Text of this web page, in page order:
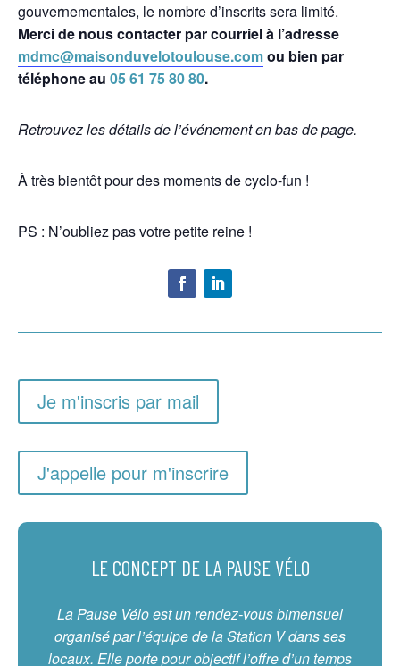
gouvernementales, le nombre d’inscrits sera limité.
Merci de nous contacter par courriel à l’adresse
mdmc@maisonduvelotoulouse.comou bien par
téléphone au 05 61 75 80 80.
Retrouvez les détails de l’événement en bas de page.
À très bientôt pour des moments de cyclo-fun !
PS : N’oubliez pas votre petite reine !
Je m'inscris par mail
J'appelle pour m'inscrire
LE CONCEPT DE LA PAUSE VÉLO
La Pause Vélo est un rendez-vous bimensuel
organisé par l’équipe de la Station V dans ses
locaux. Elle porte pour objectif l’offre d’un temps